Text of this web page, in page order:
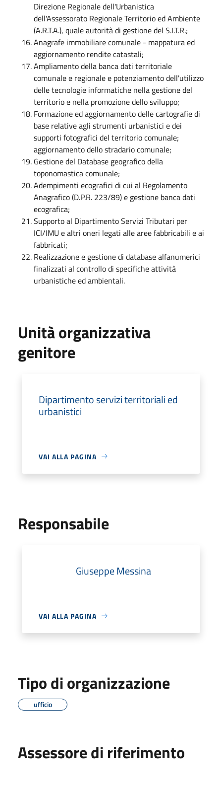
Direzione Regionale dell'Urbanistica
dell'Assessorato Regionale Territorio ed Ambiente
(A.R.T.A.), quale autorità di gestione del S.I.T.R.;
Anagrafe immobiliare comunale - mappatura ed
aggiornamento rendite catastali;
Ampliamento della banca dati territoriale
comunale e regionale e potenziamento dell'utilizzo
delle tecnologie informatiche nella gestione del
territorio e nella promozione dello sviluppo;
Formazione ed aggiornamento delle cartografie di
base relative agli strumenti urbanistici e dei
supporti fotografici del territorio comunale;
aggiornamento dello stradario comunale;
Gestione del Database geografico della
toponomastica comunale;
Adempimenti ecografici di cui al Regolamento
Anagrafico (D.P.R. 223/89) e gestione banca dati
ecografica;
Supporto al Dipartimento Servizi Tributari per
ICI/IMU e altri oneri legati alle aree fabbricabili e ai
fabbricati;
Realizzazione e gestione di database alfanumerici
finalizzati al controllo di specifiche attività
urbanistiche ed ambientali.
Unità organizzativa
genitore
Dipartimento servizi territoriali ed
urbanistici
VAI ALLA PAGINA
Responsabile
Giuseppe Messina
VAI ALLA PAGINA
Tipo di organizzazione
ufficio
Assessore di riferimento